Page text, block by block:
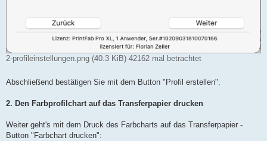
2-profileinstellungen.png (40.3 KiB) 42162 mal betrachtet
Abschließend bestätigen Sie mit dem Button "Profil erstellen".
2. Den Farbprofilchart auf das Transferpapier drucken
Weiter geht's mit dem Druck des Farbcharts auf das Transferpapier -
Button "Farbchart drucken":